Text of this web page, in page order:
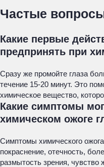
Частые
Какие первые
предпринять при
Сразу же промойте глаза
течение 15-20 минут. Это
химическое вещество,
Какие симптомы
химическом ожоге
Симптомы химического
покраснение, отечность,
размытость зрения,